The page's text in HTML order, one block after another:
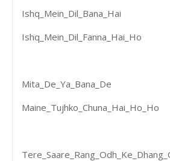
Ishq_Mein_Dil_Bana_Hai
Ishq_Mein_Dil_Fanna_Hai_Ho
Mita_De_Ya_Bana_De
Maine_Tujhko_Chuna_Hai_Ho_Ho